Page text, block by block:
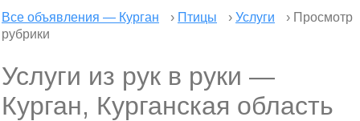
Все объявления — Курган › Птицы › Услуги
› Просмотр
рубрики
Услуги из рук в руки —
Курган, Курганская область